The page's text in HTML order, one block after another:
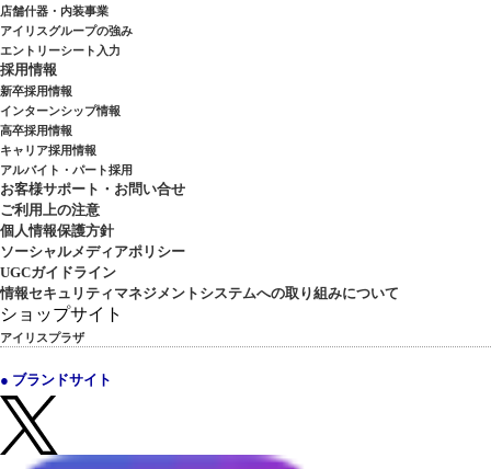
店舗什器・内装事業
アイリスグループの強み
エントリーシート入力
採用情報
新卒採用情報
インターンシップ情報
高卒採用情報
キャリア採用情報
アルバイト・パート採用
お客様サポート・お問い合せ
ご利用上の注意
個人情報保護方針
ソーシャルメディアポリシー
UGCガイドライン
情報セキュリティマネジメントシステムへの取り組みについて
ショップサイト
アイリスプラザ
● ブランドサイト